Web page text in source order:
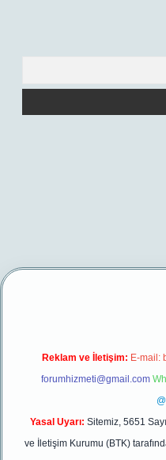
yeni giriş
Reklam ve İletişim: E-mail:
forumhizmeti@gmail.com
Yasal Uyarı: Sitemiz, 5651
ve İletişim Kurumu (BTK)